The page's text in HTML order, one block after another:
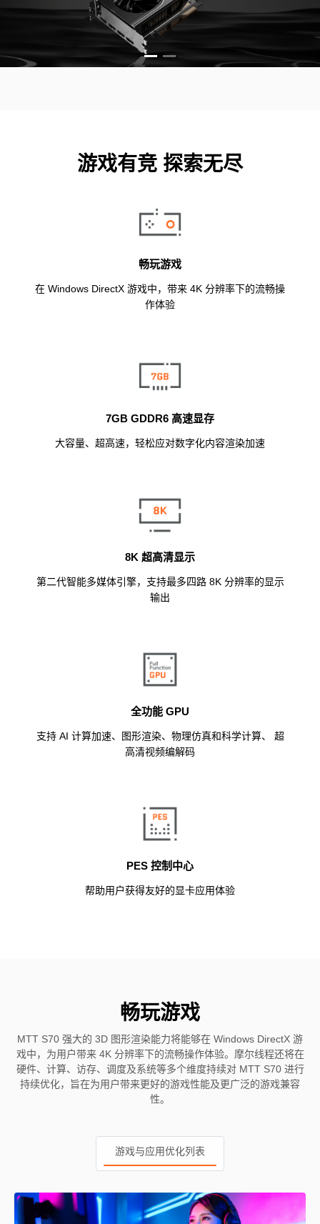
游戏有竞 探索无尽
畅玩游戏
在 Windows DirectX 游戏中，带来 4K 分辨率下的流畅操
作体验
7GB GDDR6 高速显存
大容量、超高速，轻松应对数字化内容渲染加速
8K 超高清显示
第二代智能多媒体引擎，支持最多四路 8K 分辨率的显示
输出
全功能 GPU
支持 AI 计算加速、图形渲染、物理仿真和科学计算、 超
高清视频编解码
PES 控制中心
帮助用户获得友好的显卡应用体验
畅玩游戏
MTT S70 强大的 3D 图形渲染能力将能够在 Windows DirectX 游
戏中，为用户带来 4K 分辨率下的流畅操作体验。摩尔线程还将在
硬件、计算、访存、调度及系统等多个维度持续对 MTT S70 进行
持续优化，旨在为用户带来更好的游戏性能及更广泛的游戏兼容
性。
游戏与应用优化列表